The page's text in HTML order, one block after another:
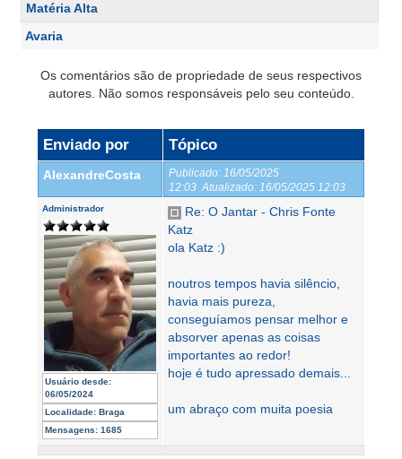
Matéria Alta
Avaria
Os comentários são de propriedade de seus respectivos
autores. Não somos responsáveis pelo seu conteúdo.
Enviado por Tópico
AlexandreCosta Publicado: 16/05/2025
12:03 Atualizado: 16/05/2025 12:03
Administrador
Usuário desde:
06/05/2024
Localidade: Braga
Mensagens: 1685
Re: O Jantar - Chris Fonte
Katz
ola Katz :)
noutros tempos havia silêncio,
havia mais pureza,
conseguíamos pensar melhor e
absorver apenas as coisas
importantes ao redor!
hoje é tudo apressado demais...
um abraço com muita poesia